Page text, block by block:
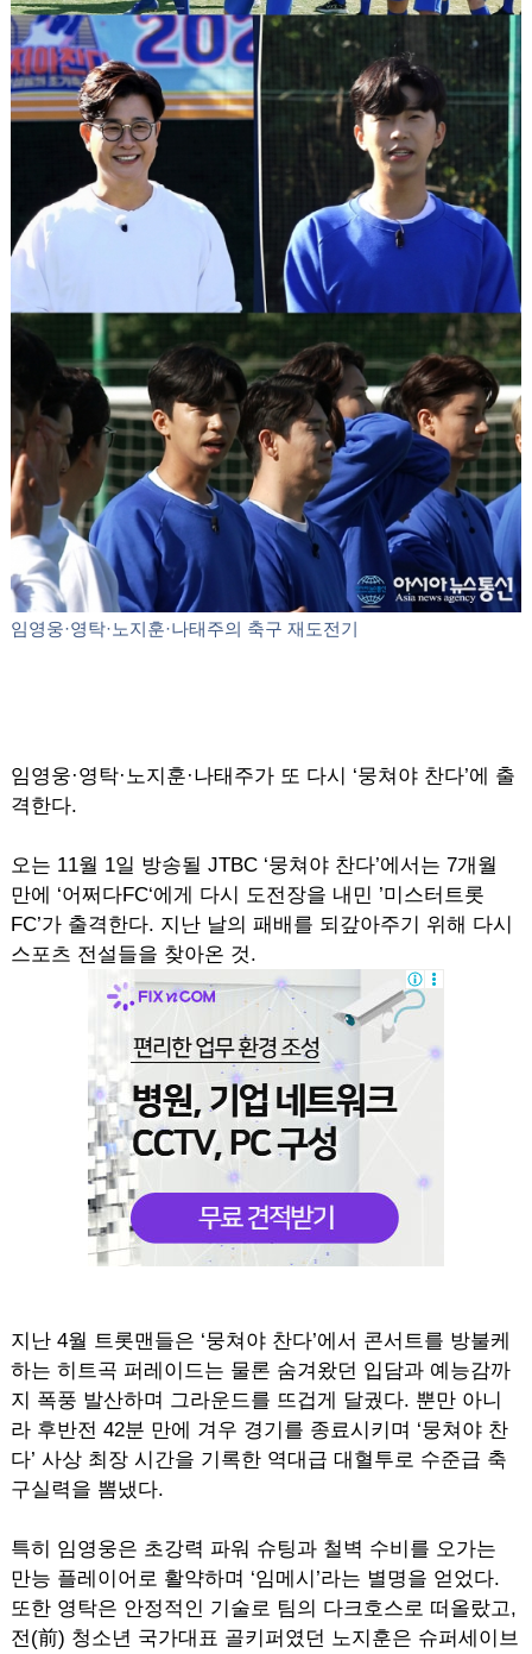
임영웅·영탁·노지훈·나태주의 축구 재도전기
임영웅·영탁·노지훈·나태주가 또 다시 ‘뭉쳐야 찬다’에 출
격한다.
오는 11월 1일 방송될 JTBC ‘뭉쳐야 찬다’에서는 7개월
만에 ‘어쩌다FC‘에게 다시 도전장을 내민 ’미스터트롯
FC’가 출격한다. 지난 날의 패배를 되갚아주기 위해 다시
스포츠 전설들을 찾아온 것.
지난 4월 트롯맨들은 ‘뭉쳐야 찬다’에서 콘서트를 방불케
하는 히트곡 퍼레이드는 물론 숨겨왔던 입담과 예능감까
지 폭풍 발산하며 그라운드를 뜨겁게 달궜다. 뿐만 아니
라 후반전 42분 만에 겨우 경기를 종료시키며 ‘뭉쳐야 찬
다’ 사상 최장 시간을 기록한 역대급 대혈투로 수준급 축
구실력을 뽐냈다.
특히 임영웅은 초강력 파워 슈팅과 철벽 수비를 오가는
만능 플레이어로 활약하며 ‘임메시’라는 별명을 얻었다.
또한 영탁은 안정적인 기술로 팀의 다크호스로 떠올랐고,
전(前) 청소년 국가대표 골키퍼였던 노지훈은 슈퍼세이브